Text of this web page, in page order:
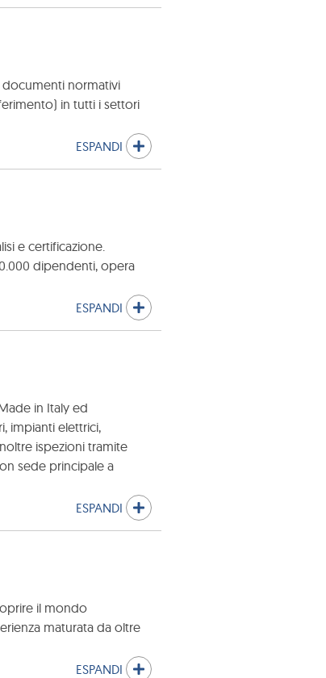
documenti normativi
in tutti i settori
ESPANDI
e certificazione.
dipendenti, opera
ESPANDI
in Italy ed
impianti elettrici,
ispezioni tramite
sede principale a
ESPANDI
il mondo
maturata da oltre
ESPANDI